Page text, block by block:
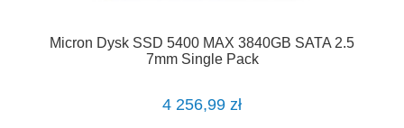
Micron Dysk SSD 5400 MAX 3840GB SATA 2.5
7mm Single Pack
4 256,99 zł